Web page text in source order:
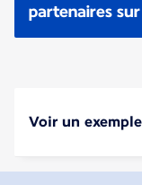
partenaires
Voir un exemple